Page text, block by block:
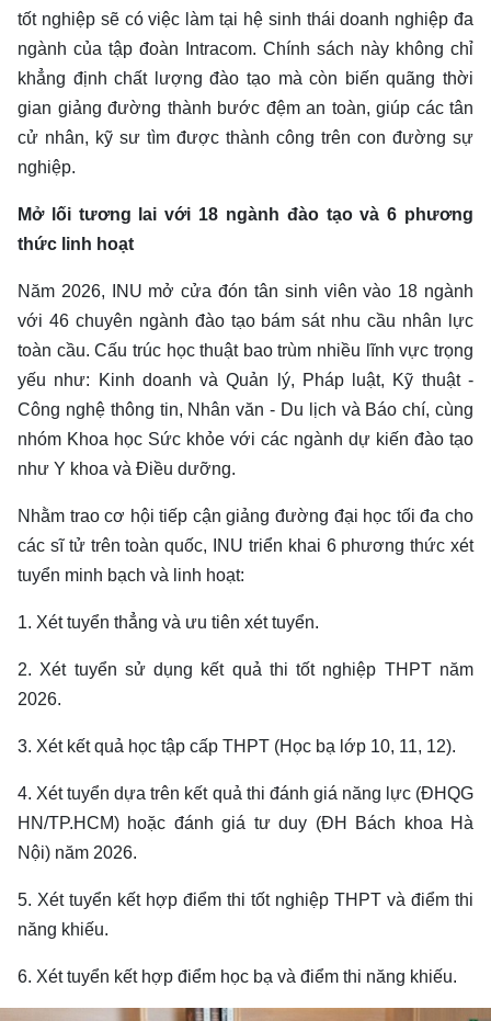
tốt nghiệp sẽ có việc làm tại hệ sinh thái doanh nghiệp đa
ngành của tập đoàn Intracom. Chính sách này không chỉ
khẳng định chất lượng đào tạo mà còn biến quãng thời
gian giảng đường thành bước đệm an toàn, giúp các tân
cử nhân, kỹ sư tìm được thành công trên con đường sự
nghiệp.
Mở lối tương lai với 18 ngành đào tạo và 6 phương
thức linh hoạt
Năm 2026, INU mở cửa đón tân sinh viên vào 18 ngành
với 46 chuyên ngành đào tạo bám sát nhu cầu nhân lực
toàn cầu. Cấu trúc học thuật bao trùm nhiều lĩnh vực trọng
yếu như: Kinh doanh và Quản lý, Pháp luật, Kỹ thuật -
Công nghệ thông tin, Nhân văn - Du lịch và Báo chí, cùng
nhóm Khoa học Sức khỏe với các ngành dự kiến đào tạo
như Y khoa và Điều dưỡng.
Nhằm trao cơ hội tiếp cận giảng đường đại học tối đa cho
các sĩ tử trên toàn quốc, INU triển khai 6 phương thức xét
tuyển minh bạch và linh hoạt:
1. Xét tuyển thẳng và ưu tiên xét tuyển.
2. Xét tuyển sử dụng kết quả thi tốt nghiệp THPT năm
2026.
3. Xét kết quả học tập cấp THPT (Học bạ lớp 10, 11, 12).
4. Xét tuyển dựa trên kết quả thi đánh giá năng lực (ĐHQG
HN/TP.HCM) hoặc đánh giá tư duy (ĐH Bách khoa Hà
Nội) năm 2026.
5. Xét tuyển kết hợp điểm thi tốt nghiệp THPT và điểm thi
năng khiếu.
6. Xét tuyển kết hợp điểm học bạ và điểm thi năng khiếu.